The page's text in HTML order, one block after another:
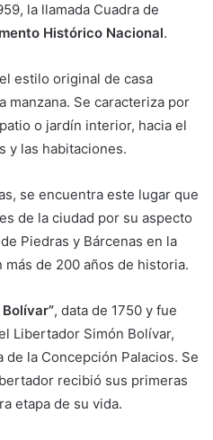
la llamada Cuadra de
Histórico Nacional.
estilo original de casa
manzana. Se caracteriza por
o jardín interior, hacia el
y las habitaciones.
se encuentra este lugar que
de la ciudad por su aspecto
Piedras y Bárcenas en la
más de 200 años de historia.
, data de 1750 y fue
Libertador Simón Bolívar,
la Concepción Palacios. Se
recibió sus primeras
etapa de su vida.